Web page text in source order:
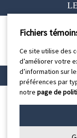
Demande de
Sondage de
AUTRES
Fichiers
Ce site utilise des
d’améliorer votre
d’information sur
préférences par
notre page de